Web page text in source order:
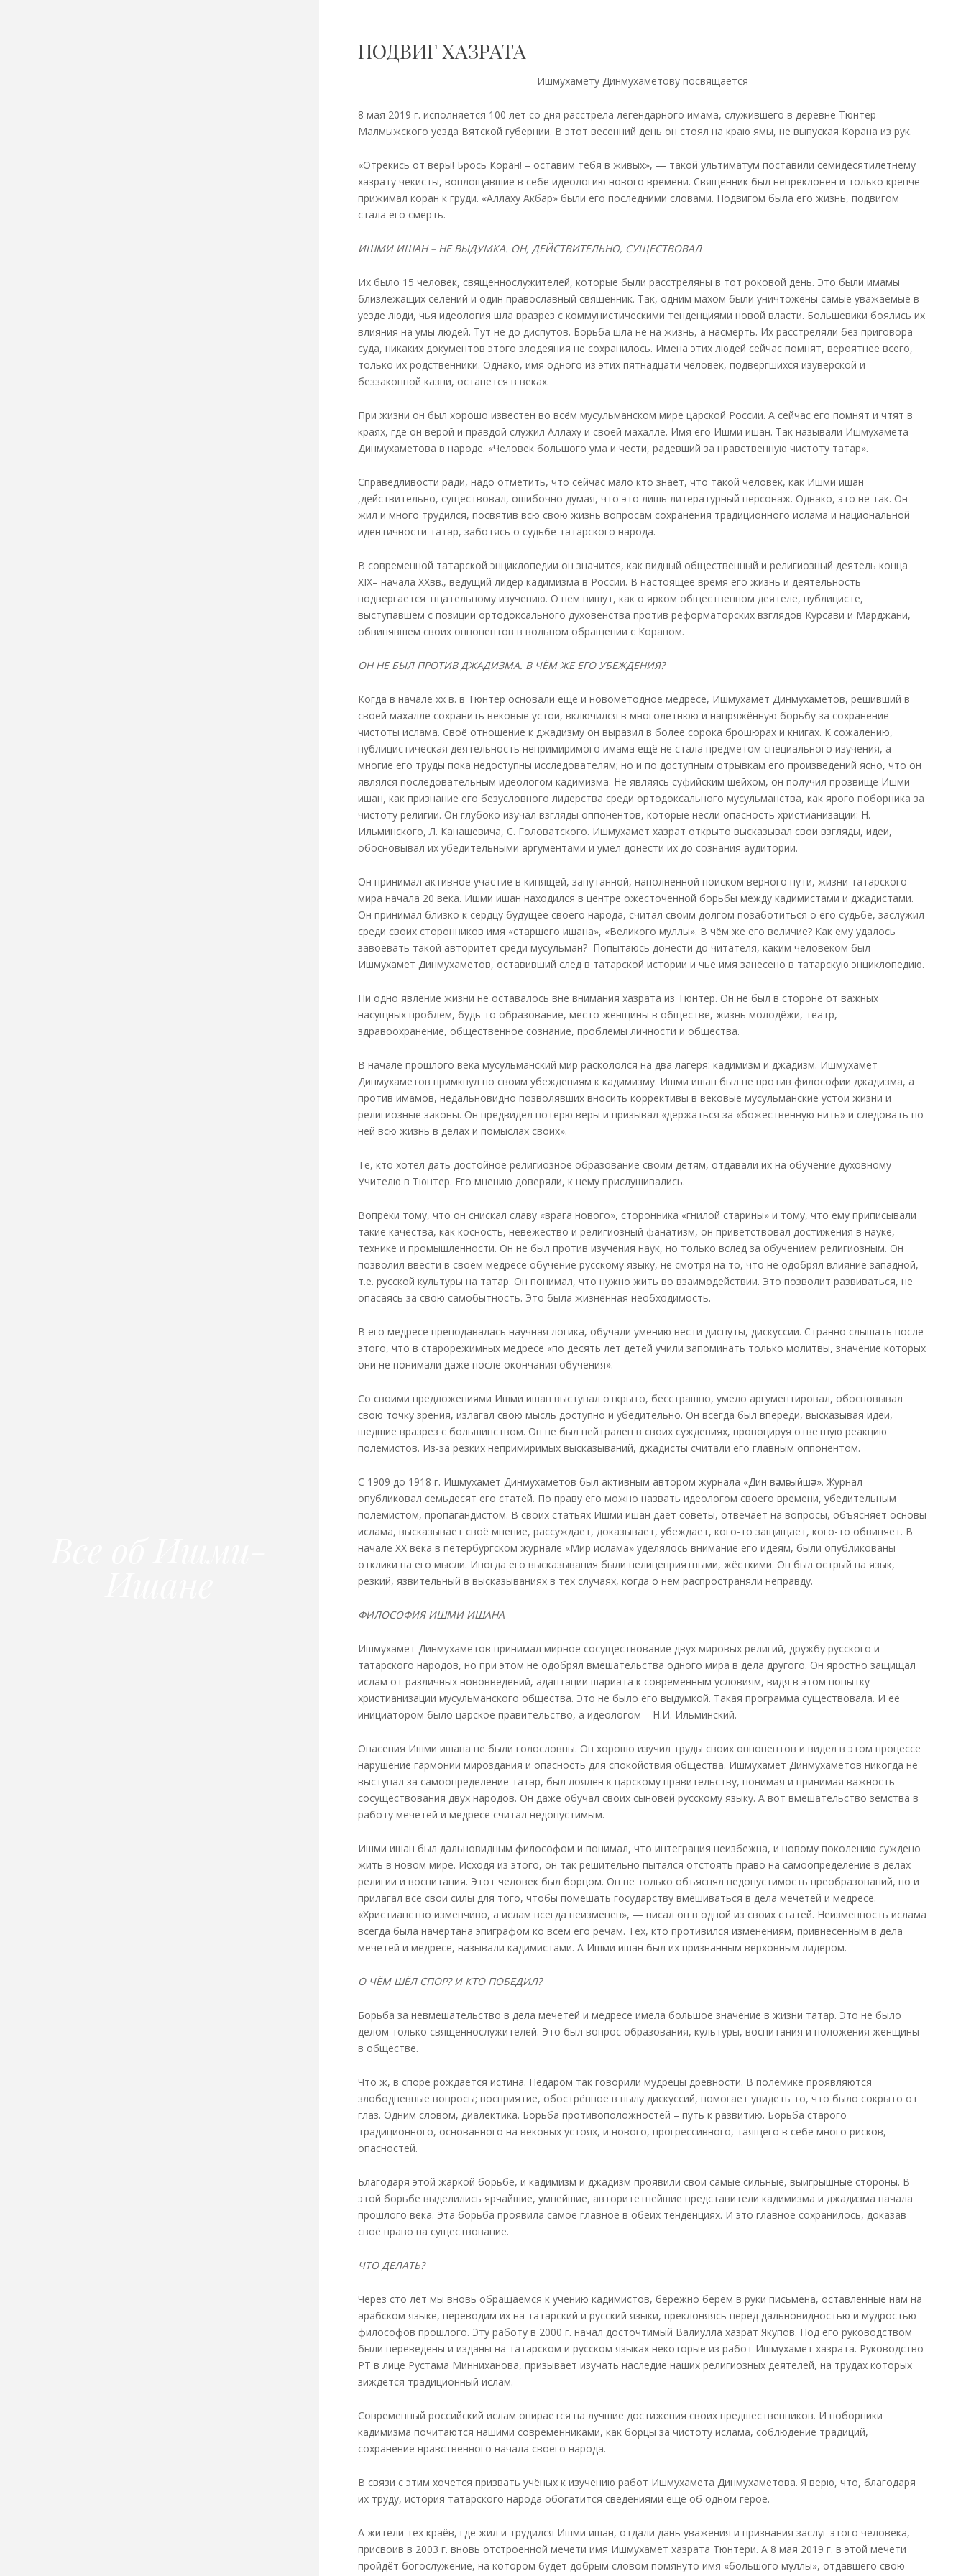
ПОДВИГ ХАЗРАТА
Ишмухамету Динмухаметову посвящается
8 мая 2019 г. исполняется 100 лет со дня расстрела легендарного имама, служившего в деревне Тюнтер
Малмыжского уезда Вятской губернии. В этот весенний день он стоял на краю ямы, не выпуская Корана из рук.
«Отрекись от веры! Брось Коран! – оставим тебя в живых», — такой ультиматум поставили семидесятилетнему
хазрату чекисты, воплощавшие в себе идеологию нового времени. Священник был непреклонен и только крепче
прижимал коран к груди. «Аллаху Акбар» были его последними словами. Подвигом была его жизнь, подвигом
стала его смерть.
ИШМИ ИШАН – НЕ ВЫДУМКА. ОН, ДЕЙСТВИТЕЛЬНО, СУЩЕСТВОВАЛ
Их было 15 человек, священнослужителей, которые были расстреляны в тот роковой день. Это были имамы
близлежащих селений и один православный священник. Так, одним махом были уничтожены самые уважаемые в
уезде люди, чья идеология шла вразрез с коммунистическими тенденциями новой власти. Большевики боялись их
влияния на умы людей. Тут не до диспутов. Борьба шла не на жизнь, а насмерть. Их расстреляли без приговора
суда, никаких документов этого злодеяния не сохранилось. Имена этих людей сейчас помнят, вероятнее всего,
только их родственники. Однако, имя одного из этих пятнадцати человек, подвергшихся изуверской и
беззаконной казни, останется в веках.
При жизни он был хорошо известен во всём мусульманском мире царской России. А сейчас его помнят и чтят в
краях, где он верой и правдой служил Аллаху и своей махалле. Имя его Ишми ишан. Так называли Ишмухамета
Динмухаметова в народе. «Человек большого ума и чести, радевший за нравственную чистоту татар».
Справедливости ради, надо отметить, что сейчас мало кто знает, что такой человек, как Ишми ишан
,действительно, существовал, ошибочно думая, что это лишь литературный персонаж. Однако, это не так. Он
жил и много трудился, посвятив всю свою жизнь вопросам сохранения традиционного ислама и национальной
идентичности татар, заботясь о судьбе татарского народа.
В современной татарской энциклопедии он значится, как видный общественный и религиозный деятель конца
XIX– начала XXвв., ведущий лидер кадимизма в России. В настоящее время его жизнь и деятельность
подвергается тщательному изучению. О нём пишут, как о ярком общественном деятеле, публицисте,
выступавшем с позиции ортодоксального духовенства против реформаторских взглядов Курсави и Марджани,
обвинявшем своих оппонентов в вольном обращении с Кораном.
ОН НЕ БЫЛ ПРОТИВ ДЖАДИЗМА. В ЧЁМ ЖЕ ЕГО УБЕЖДЕНИЯ?
Когда в начале xx в. в Тюнтер основали еще и новометодное медресе, Ишмухамет Динмухаметов, решивший в
своей махалле сохранить вековые устои, включился в многолетнюю и напряжённую борьбу за сохранение
чистоты ислама. Своё отношение к джадизму он выразил в более сорока брошюрах и книгах. К сожалению,
публицистическая деятельность непримиримого имама ещё не стала предметом специального изучения, а
многие его труды пока недоступны исследователям; но и по доступным отрывкам его произведений ясно, что он
являлся последовательным идеологом кадимизма. Не являясь суфийским шейхом, он получил прозвище Ишми
ишан, как признание его безусловного лидерства среди ортодоксального мусульманства, как ярого поборника за
чистоту религии. Он глубоко изучал взгляды оппонентов, которые несли опасность христианизации: Н.
Ильминского, Л. Канашевича, С. Головатского. Ишмухамет хазрат открыто высказывал свои взгляды, идеи,
обосновывал их убедительными аргументами и умел донести их до сознания аудитории.
Он принимал активное участие в кипящей, запутанной, наполненной поиском верного пути, жизни татарского
мира начала 20 века. Ишми ишан находился в центре ожесточенной борьбы между кадимистами и джадистами.
Он принимал близко к сердцу будущее своего народа, считал своим долгом позаботиться о его судьбе, заслужил
среди своих сторонников имя «старшего ишана», «Великого муллы». В чём же его величие? Как ему удалось
завоевать такой авторитет среди мусульман? Попытаюсь донести до читателя, каким человеком был
Ишмухамет Динмухаметов, оставивший след в татарской истории и чьё имя занесено в татарскую энциклопедию.
Ни одно явление жизни не оставалось вне внимания хазрата из Тюнтер. Он не был в стороне от важных
насущных проблем, будь то образование, место женщины в обществе, жизнь молодёжи, театр,
здравоохранение, общественное сознание, проблемы личности и общества.
В начале прошлого века мусульманский мир раскололся на два лагеря: кадимизм и джадизм. Ишмухамет
Динмухаметов примкнул по своим убеждениям к кадимизму. Ишми ишан был не против философии джадизма, а
против имамов, недальновидно позволявших вносить коррективы в вековые мусульманские устои жизни и
религиозные законы. Он предвидел потерю веры и призывал «держаться за «божественную нить» и следовать по
ней всю жизнь в делах и помыслах своих».
Те, кто хотел дать достойное религиозное образование своим детям, отдавали их на обучение духовному
Учителю в Тюнтер. Его мнению доверяли, к нему прислушивались.
Вопреки тому, что он снискал славу «врага нового», сторонника «гнилой старины» и тому, что ему приписывали
такие качества, как косность, невежество и религиозный фанатизм, он приветствовал достижения в науке,
технике и промышленности. Он не был против изучения наук, но только вслед за обучением религиозным. Он
позволил ввести в своём медресе обучение русскому языку, не смотря на то, что не одобрял влияние западной,
т.е. русской культуры на татар. Он понимал, что нужно жить во взаимодействии. Это позволит развиваться, не
опасаясь за свою самобытность. Это была жизненная необходимость.
В его медресе преподавалась научная логика, обучали умению вести диспуты, дискуссии. Странно слышать после
этого, что в старорежимных медресе «по десять лет детей учили запоминать только молитвы, значение которых
они не понимали даже после окончания обучения».
Со своими предложениями Ишми ишан выступал открыто, бесстрашно, умело аргументировал, обосновывал
свою точку зрения, излагал свою мысль доступно и убедительно. Он всегда был впереди, высказывая идеи,
шедшие вразрез с большинством. Он не был нейтрален в своих суждениях, провоцируя ответную реакцию
полемистов. Из-за резких непримиримых высказываний, джадисты считали его главным оппонентом.
С 1909 до 1918 г. Ишмухамет Динмухаметов был активным автором журнала «Дин вә мәгыйшәт». Журнал
опубликовал семьдесят его статей. По праву его можно назвать идеологом своего времени, убедительным
полемистом, пропагандистом. В своих статьях Ишми ишан даёт советы, отвечает на вопросы, объясняет основы
ислама, высказывает своё мнение, рассуждает, доказывает, убеждает, кого-то защищает, кого-то обвиняет. В
начале XX века в петербургском журнале «Мир ислама» уделялось внимание его идеям, были опубликованы
отклики на его мысли. Иногда его высказывания были нелицеприятными, жёсткими. Он был острый на язык,
резкий, язвительный в высказываниях в тех случаях, когда о нём распространяли неправду.
ФИЛОСОФИЯ ИШМИ ИШАНА
Ишмухамет Динмухаметов принимал мирное сосуществование двух мировых религий, дружбу русского и
татарского народов, но при этом не одобрял вмешательства одного мира в дела другого. Он яростно защищал
ислам от различных нововведений, адаптации шариата к современным условиям, видя в этом попытку
христианизации мусульманского общества. Это не было его выдумкой. Такая программа существовала. И её
инициатором было царское правительство, а идеологом – Н.И. Ильминский.
Опасения Ишми ишана не были голословны. Он хорошо изучил труды своих оппонентов и видел в этом процессе
нарушение гармонии мироздания и опасность для спокойствия общества. Ишмухамет Динмухаметов никогда не
выступал за самоопределение татар, был лоялен к царскому правительству, понимая и принимая важность
сосуществования двух народов. Он даже обучал своих сыновей русскому языку. А вот вмешательство земства в
работу мечетей и медресе считал недопустимым.
Ишми ишан был дальновидным философом и понимал, что интеграция неизбежна, и новому поколению суждено
жить в новом мире. Исходя из этого, он так решительно пытался отстоять право на самоопределение в делах
религии и воспитания. Этот человек был борцом. Он не только объяснял недопустимость преобразований, но и
прилагал все свои силы для того, чтобы помешать государству вмешиваться в дела мечетей и медресе.
«Христианство изменчиво, а ислам всегда неизменен», — писал он в одной из своих статей. Неизменность ислама
всегда была начертана эпиграфом ко всем его речам. Тех, кто противился изменениям, привнесённым в дела
мечетей и медресе, называли кадимистами. А Ишми ишан был их признанным верховным лидером.
О ЧЁМ ШЁЛ СПОР? И КТО ПОБЕДИЛ?
Борьба за невмешательство в дела мечетей и медресе имела большое значение в жизни татар. Это не было
делом только священнослужителей. Это был вопрос образования, культуры, воспитания и положения женщины
в обществе.
Что ж, в споре рождается истина. Недаром так говорили мудрецы древности. В полемике проявляются
злободневные вопросы; восприятие, обострённое в пылу дискуссий, помогает увидеть то, что было сокрыто от
глаз. Одним словом, диалектика. Борьба противоположностей – путь к развитию. Борьба старого
традиционного, основанного на вековых устоях, и нового, прогрессивного, таящего в себе много рисков,
опасностей.
Благодаря этой жаркой борьбе, и кадимизм и джадизм проявили свои самые сильные, выигрышные стороны. В
этой борьбе выделились ярчайшие, умнейшие, авторитетнейшие представители кадимизма и джадизма начала
прошлого века. Эта борьба проявила самое главное в обеих тенденциях. И это главное сохранилось, доказав
своё право на существование.
ЧТО ДЕЛАТЬ?
Через сто лет мы вновь обращаемся к учению кадимистов, бережно берём в руки письмена, оставленные нам на
арабском языке, переводим их на татарский и русский языки, преклоняясь перед дальновидностью и мудростью
философов прошлого. Эту работу в 2000 г. начал досточтимый Валиулла хазрат Якупов. Под его руководством
были переведены и изданы на татарском и русском языках некоторые из работ Ишмухамет хазрата. Руководство
РТ в лице Рустама Минниханова, призывает изучать наследие наших религиозных деятелей, на трудах которых
зиждется традиционный ислам.
Современный российский ислам опирается на лучшие достижения своих предшественников. И поборники
кадимизма почитаются нашими современниками, как борцы за чистоту ислама, соблюдение традиций,
сохранение нравственного начала своего народа.
В связи с этим хочется призвать учёных к изучению работ Ишмухамета Динмухаметова. Я верю, что, благодаря
их труду, история татарского народа обогатится сведениями ещё об одном герое.
А жители тех краёв, где жил и трудился Ишми ишан, отдали дань уважения и признания заслуг этого человека,
присвоив в 2003 г. вновь отстроенной мечети имя Ишмухамет хазрата Тюнтери. А 8 мая 2019 г. в этой мечети
пройдёт богослужение, на котором будет добрым словом помянуто имя «большого муллы», отдавшего свою